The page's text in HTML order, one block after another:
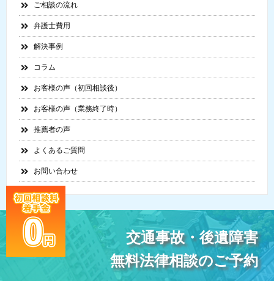
ご相談の流れ
弁護士費用
解決事例
コラム
お客様の声（初回相談後）
お客様の声（業務終了時）
推薦者の声
よくあるご質問
お問い合わせ
交通事故・後遺障害
無料法律相談のご予約